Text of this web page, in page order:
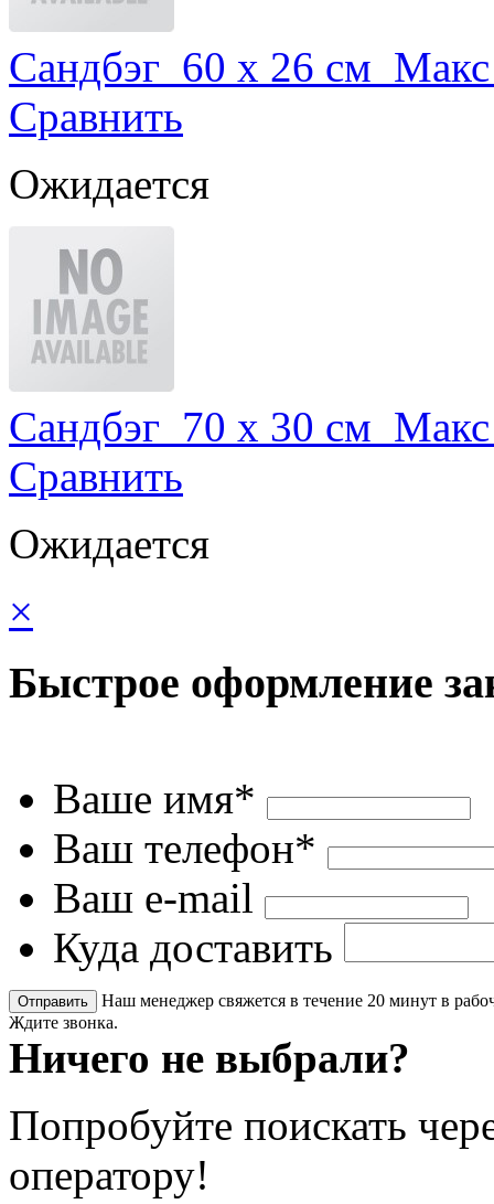
Сандбэг 60 x 26 см Макс
Сравнить
Ожидается
Сандбэг 70 x 30 см Макс
Сравнить
Ожидается
×
Быстрое оформление
Ваше имя*
Ваш телефон*
Ваш e-mail
Куда доставить
Наш менеджер свяжется в течение 20 минут в
Ждите звонка.
Ничего не выбрали?
Попробуйте поискать
оператору!